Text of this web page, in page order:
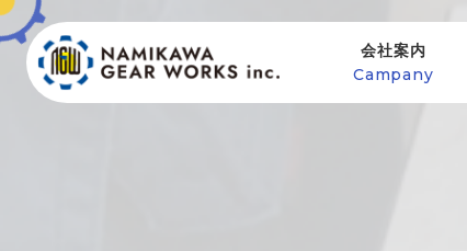
会社案内
Campany